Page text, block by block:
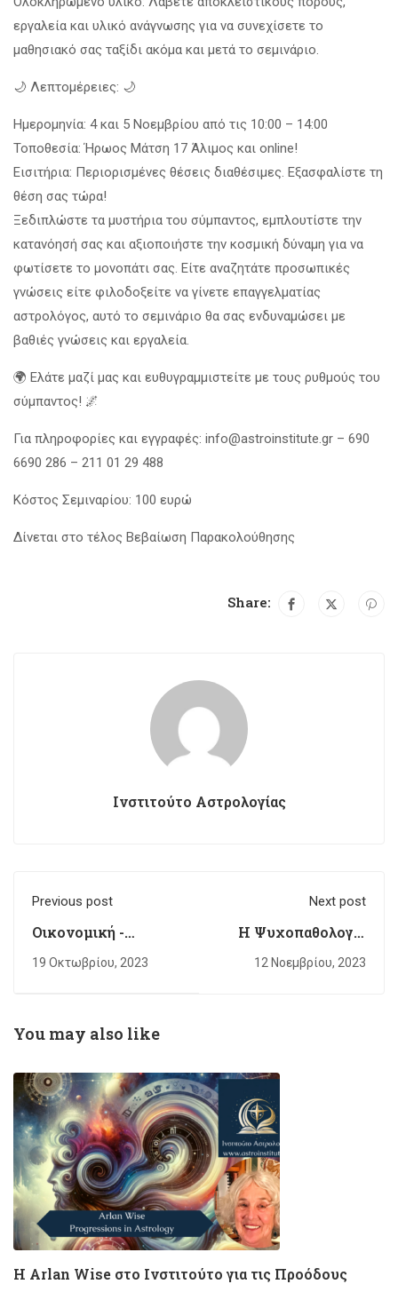
εργαλεία και υλικό ανάγνωσης για να συνεχίσετε το
μαθησιακό σας ταξίδι ακόμα και μετά το σεμινάριο.
🌙 Λεπτομέρειες: 🌙
Ημερομηνία: 4 και 5 Νοεμβρίου από τις 10:00 – 14:00
Τοποθεσία: Ήρωος Μάτση 17 Άλιμος και online!
Εισιτήρια: Περιορισμένες θέσεις διαθέσιμες. Εξασφαλίστε τη
θέση σας τώρα!
Ξεδιπλώστε τα μυστήρια του σύμπαντος, εμπλουτίστε την
κατανόησή σας και αξιοποιήστε την κοσμική δύναμη για να
φωτίσετε το μονοπάτι σας. Είτε αναζητάτε προσωπικές
γνώσεις είτε φιλοδοξείτε να γίνετε επαγγελματίας
αστρολόγος, αυτό το σεμινάριο θα σας ενδυναμώσει με
βαθιές γνώσεις και εργαλεία.
🌍 Ελάτε μαζί μας και ευθυγραμμιστείτε με τους ρυθμούς του
σύμπαντος! 🌌
Για πληροφορίες και εγγραφές: info@astroinstitute.gr – 690
6690 286 – 211 01 29 488
Κόστος Σεμιναρίου: 100 ευρώ
Δίνεται στο τέλος Βεβαίωση Παρακολούθησης
Share:
Ινστιτούτο Αστρολογίας
Previous post
Οικονομική -
Αστρολογία
19 Οκτωβρίου, 2023
Next post
Η Ψυχοπαθολογία
και Χείρωνα - Λίλιθ -
12 Νοεμβρίου, 2023
You may also like
H Arlan Wise στο Ινστιτούτο για τις Προόδους